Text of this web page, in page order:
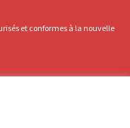
et conformes à la nouvelle